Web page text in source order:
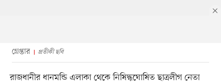
গ্রেপ্তার প্রতীকী ছবি
রাজধানীর ধানমন্ডি এলাকা থেকে নিষিদ্ধঘোষিত ছাত্রলীগ নেতা